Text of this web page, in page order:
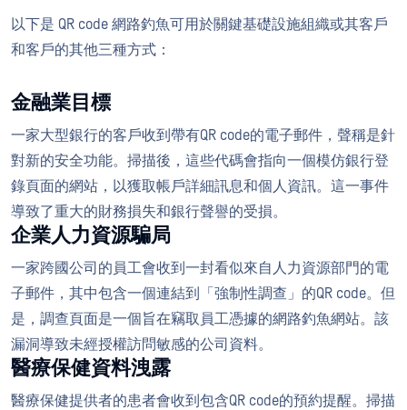
以下是 QR code 網路釣魚可用於關鍵基礎設施組織或其客戶
和客戶的其他三種方式：
金融業目標
一家大型銀行的客戶收到帶有QR code的電子郵件，聲稱是針
對新的安全功能。掃描後，這些代碼會指向一個模仿銀行登
錄頁面的網站，以獲取帳戶詳細訊息和個人資訊。這一事件
導致了重大的財務損失和銀行聲譽的受損。
企業人力資源騙局
一家跨國公司的員工會收到一封看似來自人力資源部門的電
子郵件，其中包含一個連結到「強制性調查」的QR code。但
是，調查頁面是一個旨在竊取員工憑據的網路釣魚網站。該
漏洞導致未經授權訪問敏感的公司資料。
醫療保健資料洩露
醫療保健提供者的患者會收到包含QR code的預約提醒。掃描